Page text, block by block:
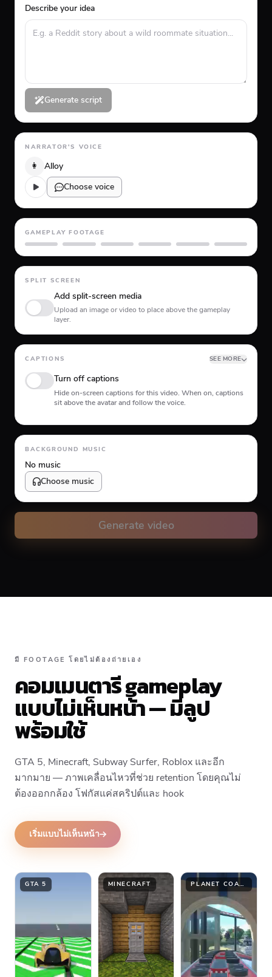
Describe your idea
Generate script
NARRATOR'S VOICE
👩
Alloy
Choose voice
GAMEPLAY FOOTAGE
GTA 5 Minecraft Planet CoasterRoblox Skate Subway Surfer
SPLIT SCREEN
Add split-screen media
Upload an image or video to place above the gameplay
layer.
CAPTIONS SEE MORE
Turn off captions
Hide on-screen captions for this video. When on, captions
sit above the avatar and follow the voice.
Animation type
#FFFFFF
Bottom
BACKGROUND MUSIC
No music
Choose music
Generate video
มี FOOTAGE โดยไม่ต้องถ่ายเอง
คอมเมนตารี gameplay
แบบไม่เห็นหน้า — มีลูป
พร้อมใช้
GTA 5, Minecraft, Subway Surfer, Roblox และอีก
มากมาย — ภาพเคลื่อนไหวที่ช่วย retention โดยคุณไม่
ต้องออกกล้อง โฟกัสแค่สคริปต์และ hook
เริ่มแบบไม่เห็นหน้า
GTA 5 MINECRAFT PLANET COASTER